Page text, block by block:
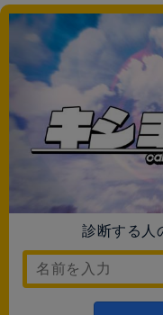
診断する人